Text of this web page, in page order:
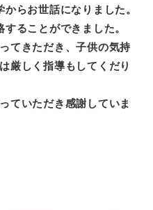
らお世話になりました。
ることができました。
てきただき、子供の気持
厳しく指導もしてくだり
ていただき感謝していま